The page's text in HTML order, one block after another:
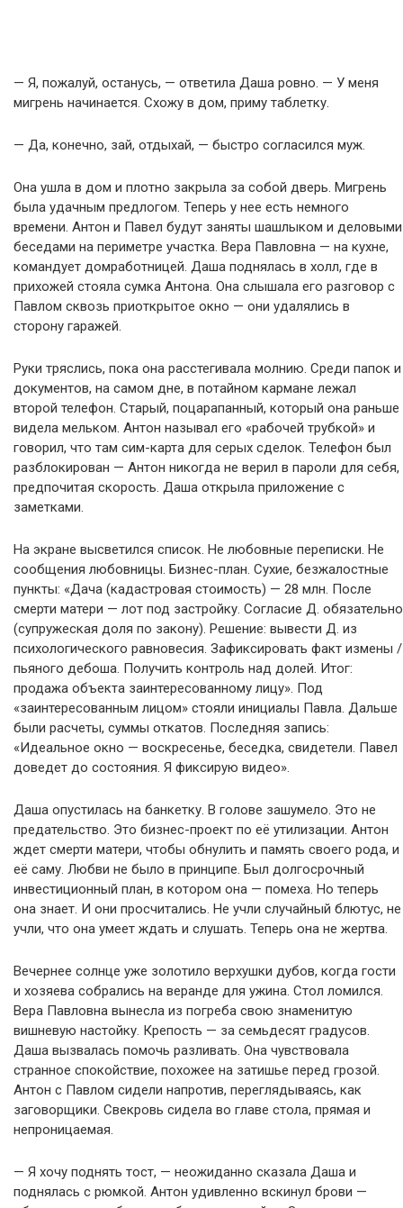
— Я, пожалуй, останусь, — ответила Даша ровно. — У меня
мигрень начинается. Схожу в дом, приму таблетку.
— Да, конечно, зай, отдыхай, — быстро согласился муж.
Она ушла в дом и плотно закрыла за собой дверь. Мигрень
была удачным предлогом. Теперь у нее есть немного
времени. Антон и Павел будут заняты шашлыком и деловыми
беседами на периметре участка. Вера Павловна — на кухне,
командует домработницей. Даша поднялась в холл, где в
прихожей стояла сумка Антона. Она слышала его разговор с
Павлом сквозь приоткрытое окно — они удалялись в
сторону гаражей.
Руки тряслись, пока она расстегивала молнию. Среди папок и
документов, на самом дне, в потайном кармане лежал
второй телефон. Старый, поцарапанный, который она раньше
видела мельком. Антон называл его «рабочей трубкой» и
говорил, что там сим-карта для серых сделок. Телефон был
разблокирован — Антон никогда не верил в пароли для себя,
предпочитая скорость. Даша открыла приложение с
заметками.
На экране высветился список. Не любовные переписки. Не
сообщения любовницы. Бизнес-план. Сухие, безжалостные
пункты: «Дача (кадастровая стоимость) — 28 млн. После
смерти матери — лот под застройку. Согласие Д. обязательно
(супружеская доля по закону). Решение: вывести Д. из
психологического равновесия. Зафиксировать факт измены /
пьяного дебоша. Получить контроль над долей. Итог:
продажа объекта заинтересованному лицу». Под
«заинтересованным лицом» стояли инициалы Павла. Дальше
были расчеты, суммы откатов. Последняя запись:
«Идеальное окно — воскресенье, беседка, свидетели. Павел
доведет до состояния. Я фиксирую видео».
Даша опустилась на банкетку. В голове зашумело. Это не
предательство. Это бизнес-проект по её утилизации. Антон
ждет смерти матери, чтобы обнулить и память своего рода, и
её саму. Любви не было в принципе. Был долгосрочный
инвестиционный план, в котором она — помеха. Но теперь
она знает. И они просчитались. Не учли случайный блютус, не
учли, что она умеет ждать и слушать. Теперь она не жертва.
Вечернее солнце уже золотило верхушки дубов, когда гости
и хозяева собрались на веранде для ужина. Стол ломился.
Вера Павловна вынесла из погреба свою знаменитую
вишневую настойку. Крепость — за семьдесят градусов.
Даша вызвалась помочь разливать. Она чувствовала
странное спокойствие, похожее на затишье перед грозой.
Антон с Павлом сидели напротив, переглядываясь, как
заговорщики. Свекровь сидела во главе стола, прямая и
непроницаемая.
— Я хочу поднять тост, — неожиданно сказала Даша и
поднялась с рюмкой. Антон удивленно вскинул брови —